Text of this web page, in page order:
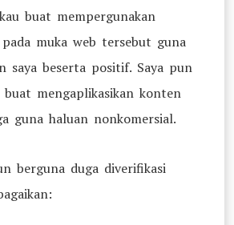
buat mempergunakan
muka web tersebut guna
saya beserta positif. Saya pun
buat mengaplikasikan konten
guna haluan nonkomersial.
berguna duga diverifikasi